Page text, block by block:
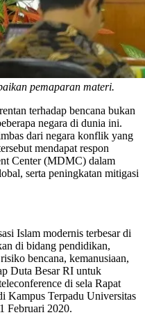
pemaparan materi.
terhadap bencana bukan
negara di dunia ini.
dari negara konflik yang
mendapat respon
Center (MDMC) dalam
serta peningkatan mitigasi
Islam modernis terbesar di
di bidang pendidikan,
bencana, kemanusiaan,
Duta Besar RI untuk
di sela Rapat
Kampus Terpadu Universitas
Februari 2020.